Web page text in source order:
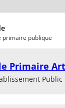
primaire publique
Primaire
Public